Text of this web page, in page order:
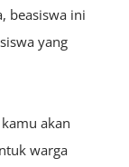
beasiswa ini
yang
akan
warga